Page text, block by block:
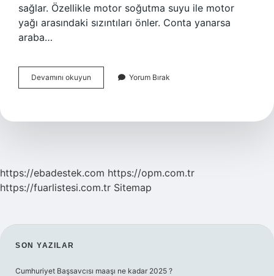
sağlar. Özellikle motor soğutma suyu ile motor
yağı arasındaki sızıntıları önler. Conta yanarsa
araba…
Devamını okuyun
Ne
Yorum Bırak
https://ebadestek.com https://opm.com.tr
https://fuarlistesi.com.tr Sitemap
SIDEBAR
SON YAZILAR
Cumhuriyet Başsavcısı maaşı ne kadar 2025 ?